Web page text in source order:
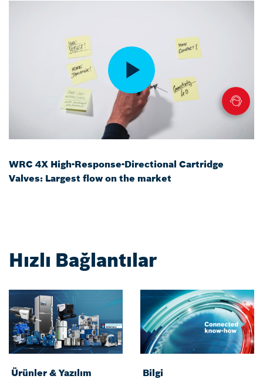
WRC 4X High-Response-Directional Cartridge
Valves: Largest flow on the market
Hızlı Bağlantılar
Ürünler & Yazılım Bilgi